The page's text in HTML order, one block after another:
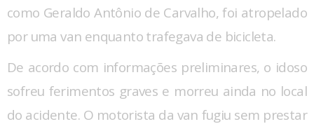
como Geraldo Antônio de Carvalho, foi atropelado
por uma van enquanto trafegava de bicicleta.
De acordo com informações preliminares, o idoso
sofreu ferimentos graves e morreu ainda no local
do acidente. O motorista da van fugiu sem prestar